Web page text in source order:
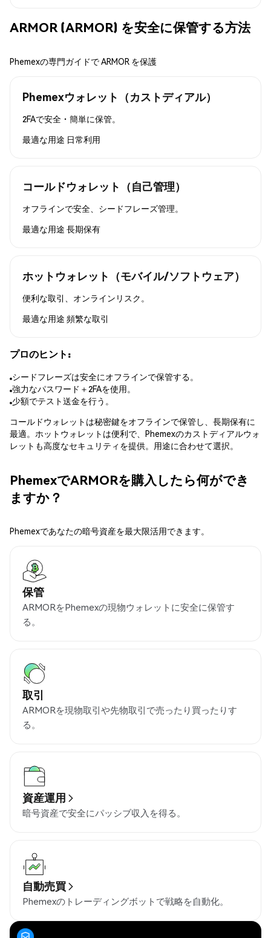
ARMOR (ARMOR) を安全に保管する方法
Phemexの専門ガイドで ARMOR を保護
Phemexウォレット（カストディアル）
2FAで安全・簡単に保管。
最適な用途 日常利用
コールドウォレット（自己管理）
オフラインで安全、シードフレーズ管理。
最適な用途 長期保有
ホットウォレット（モバイル/ソフトウェア）
便利な取引、オンラインリスク。
最適な用途 頻繁な取引
プロのヒント:
シードフレーズは安全にオフラインで保管する。
強力なパスワード＋2FAを使用。
少額でテスト送金を行う。
コールドウォレットは秘密鍵をオフラインで保管し、長期保有に
最適。ホットウォレットは便利で、Phemexのカストディアルウォ
レットも高度なセキュリティを提供。用途に合わせて選択。
PhemexでARMORを購入したら何ができ
ますか？
Phemexであなたの暗号資産を最大限活用できます。
保管
ARMORをPhemexの現物ウォレットに安全に保管す
る。
取引
ARMORを現物取引や先物取引で売ったり買ったりす
る。
資産運用
暗号資産で安全にパッシブ収入を得る。
自動売買
Phemexのトレーディングボットで戦略を自動化。